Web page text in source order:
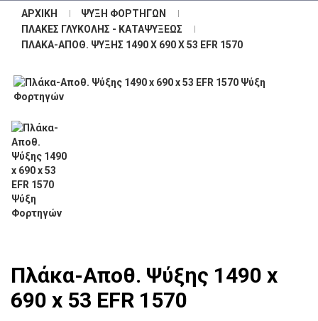
ΑΡΧΙΚΉ
ΨΎΞΗ ΦΟΡΤΗΓΏΝ
ΠΛΆΚΕΣ ΓΛΥΚΌΛΗΣ - ΚΑΤΑΨΎΞΕΩΣ
ΠΛΆΚΑ-ΑΠΟΘ. ΨΎΞΗΣ 1490 X 690 X 53 EFR 1570
Πλάκα-Αποθ. Ψύξης 1490 x
690 x 53 EFR 1570